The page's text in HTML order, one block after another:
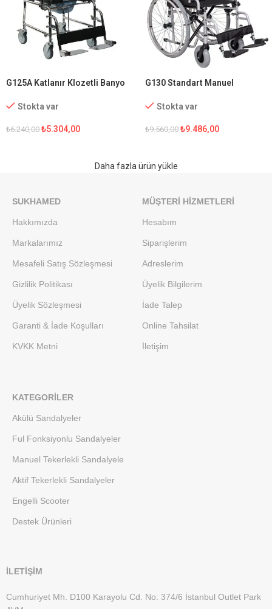
G125A Katlanır Klozetli Banyo
Stokta var
₺6.240,00 ₺5.304,00
G130 Standart Manuel
Stokta var
₺9.560,00 ₺9.486,00
Daha fazla ürün yükle
SUKHAMED
Hakkımızda
Markalarımız
Mesafeli Satış Sözleşmesi
Gizlilik Politikası
Üyelik Sözleşmesi
Garanti & İade Koşulları
KVKK Metni
MÜŞTERI HIZMETLERI
Hesabım
Siparişlerim
Adreslerim
Üyelik Bilgilerim
İade Talep
Online Tahsilat
İletişim
KATEGORILER
Akülü Sandalyeler
Ful Fonksiyonlu Sandalyeler
Manuel Tekerlekli Sandalyele
Aktif Tekerlekli Sandalyeler
Engelli Scooter
Destek Ürünleri
İLETİŞİM
Cumhuriyet Mh. D100 Karayolu Cd. No: 374/6 İstanbul Outlet Park